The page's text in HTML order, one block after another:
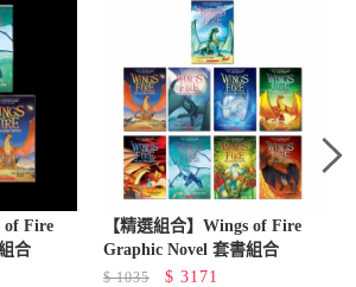
of Fire
合
【精選組合】Wings of Fire
Graphic Novel 套書組合
$1035 $ 3171